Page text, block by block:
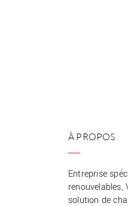
À PROPOS
Entreprise
solution de